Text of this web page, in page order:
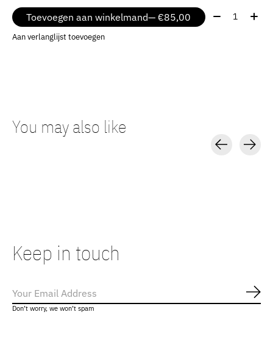
Toevoegen aan winkelmand — €85,00 Aantal:
Aan verlanglijst toevoegen
You may also like
Keep in touch
Don’t worry, we won’t spam